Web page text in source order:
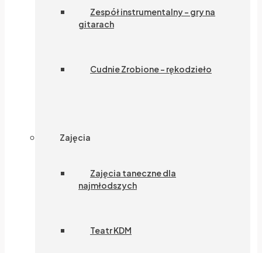
Zespół instrumentalny – gry na
gitarach
Cudnie Zrobione – rękodzieło
Zajęcia
Zajęcia taneczne dla
najmłodszych
Teatr KDM